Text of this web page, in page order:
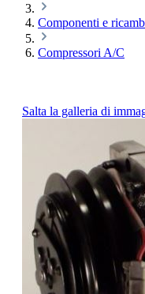
Componenti e
Compressori A/C
Salta la galleria di